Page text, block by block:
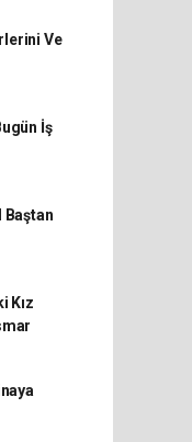
Ve
İş
Baştan
Kız